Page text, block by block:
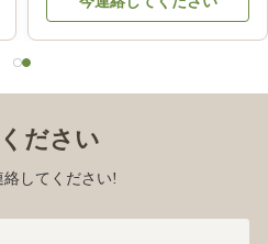
のために
ださい
絡してください!